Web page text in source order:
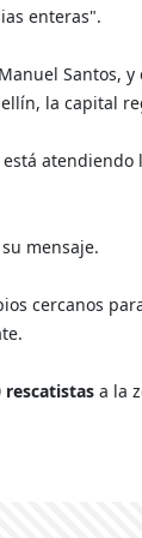
enteras".
Santos,
la capital
mensaje.
cercanos
rescatistas a la